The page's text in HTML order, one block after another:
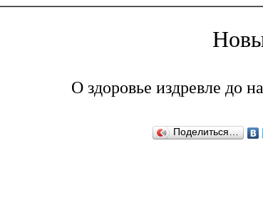
О здоровье издревле до
Поделиться…